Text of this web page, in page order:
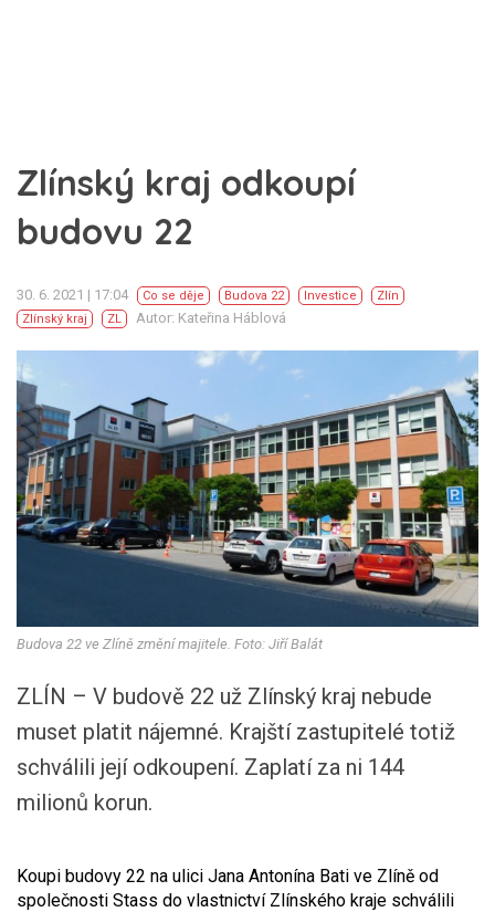
Zlínský kraj odkoupí
budovu 22
30. 6. 2021 | 17:04 Co se děje Budova 22 Investice
Zlín
Zlínský kraj
ZL Autor: Kateřina Háblová
Budova 22 ve Zlíně změní majitele. Foto: Jiří Balát
ZLÍN – V budově 22 už Zlínský kraj nebude
muset platit nájemné. Krajští zastupitelé totiž
schválili její odkoupení. Zaplatí za ni 144
milionů korun.
Koupi budovy 22 na ulici Jana Antonína Bati ve Zlíně od
společnosti Stass do vlastnictví Zlínského kraje schválili